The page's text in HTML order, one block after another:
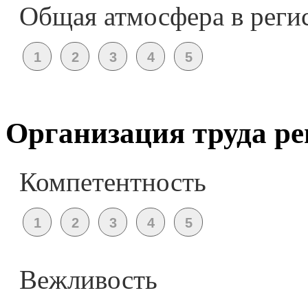
Общая атмосфера в
Организация труда
Компетентность
Вежливость